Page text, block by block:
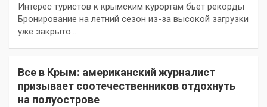
Интерес туристов к крымским курортам бьет рекорды
Бронирование на летний сезон из-за высокой загрузки
уже закрыто…
Все в Крым: американский журналист
призывает соотечественников отдохнуть
на полуострове